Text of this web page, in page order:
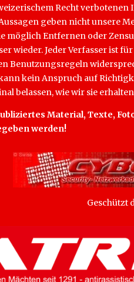
Recht
geben nicht unsere
möglich Entfernen oder
wieder. Jeder Verfasser ist
Benutzungsregeln
kein Anspruch auf
belassen, wie wir sie
Material, Texte,
werden!
Geschützt